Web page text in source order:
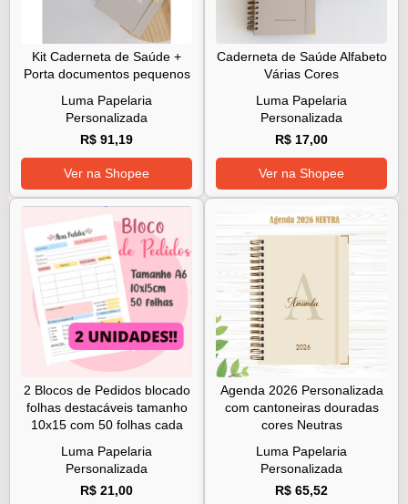
Kit Caderneta de Saúde +
Porta documentos pequenos
Luma Papelaria
Personalizada
R$ 91,19
Ver na Shopee
Caderneta de Saúde Alfabeto
Várias Cores
Luma Papelaria
Personalizada
R$ 17,00
Ver na Shopee
2 Blocos de Pedidos blocado
folhas destacáveis tamanho
10x15 com 50 folhas cada
Luma Papelaria
Personalizada
R$ 21,00
Agenda 2026 Personalizada
com cantoneiras douradas
cores Neutras
Luma Papelaria
Personalizada
R$ 65,52